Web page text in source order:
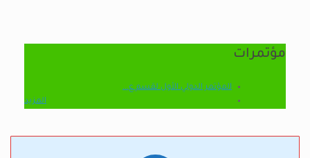
مؤتمرات
المؤتمر الدولي الأول لقسم ع...
المزيد